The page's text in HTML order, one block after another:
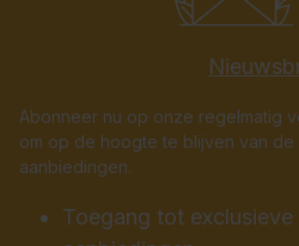
Abonneer nu op onze regelmatig
om op de hoogte te blijven van
aanbiedingen.
Toegang tot